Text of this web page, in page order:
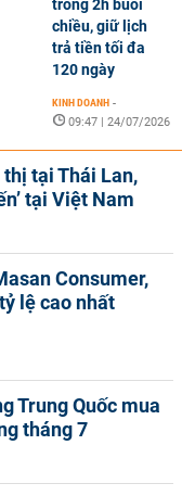
trong 2h buổi
chiều, giữ lịch
trả tiền tối đa
120 ngày
KINH DOANH -
09:47 | 24/07/2026
thị tại Thái Lan,
tại Việt Nam
Consumer,
lệ cao nhất
Trung Quốc mua
tháng 7